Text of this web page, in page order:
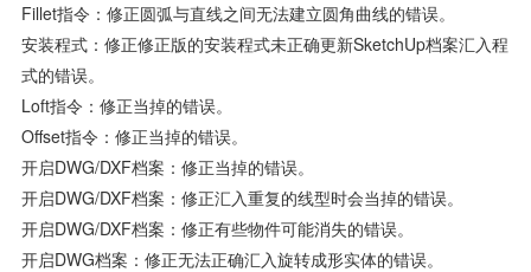
Fillet指令：修正圆弧与直线之间无法建立圆角曲线的错误。
安装程式：修正修正版的安装程式未正确更新SketchUp档案汇入程
式的错误。
Loft指令：修正当掉的错误。
Offset指令：修正当掉的错误。
开启DWG/DXF档案：修正当掉的错误。
开启DWG/DXF档案：修正汇入重复的线型时会当掉的错误。
开启DWG/DXF档案：修正有些物件可能消失的错误。
开启DWG档案：修正无法正确汇入旋转成形实体的错误。